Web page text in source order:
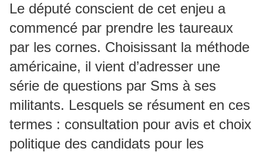
Le député conscient de cet enjeu a
commencé par prendre les taureaux
par les cornes. Choisissant la méthode
américaine, il vient d’adresser une
série de questions par Sms à ses
militants. Lesquels se résument en ces
termes : consultation pour avis et choix
politique des candidats pour les